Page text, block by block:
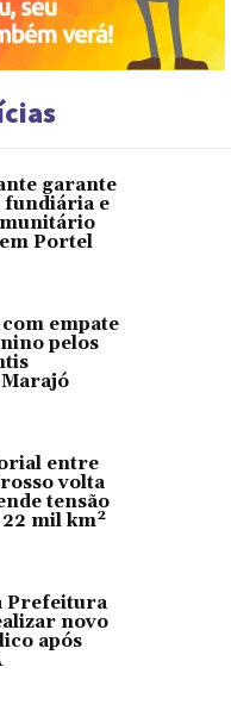
garante
fundiária e
Portel
empate
pelos
entre
volta
tensão
mil km²
Prefeitura
novo
após